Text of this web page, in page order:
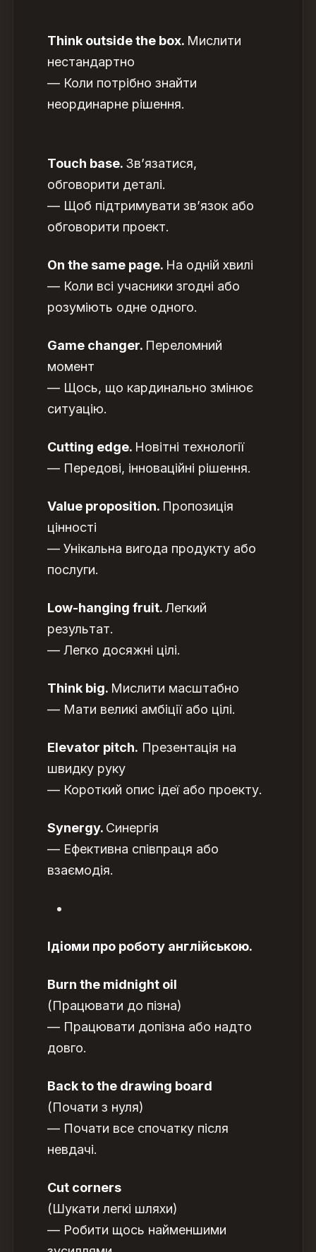
Think outside the box. Мислити
нестандартно
— Коли потрібно знайти
неординарне рішення.
Touch base. Зв’язатися,
обговорити деталі.
— Щоб підтримувати зв’язок або
обговорити проект.
On the same page. На одній хвилі
— Коли всі учасники згодні або
розуміють одне одного.
Game changer. Переломний
момент
— Щось, що кардинально змінює
ситуацію.
Cutting edge. Новітні технології
— Передові, інноваційні рішення.
Value proposition. Пропозиція
цінності
— Унікальна вигода продукту або
послуги.
Low-hanging fruit.Легкий
результат.
— Легко досяжні цілі.
Think big. Мислити масштабно
— Мати великі амбіції або цілі.
Elevator pitch. Презентація на
швидку руку
— Короткий опис ідеї або проекту.
Synergy. Синергія
— Ефективна співпраця або
взаємодія.
Ідіоми про роботу англійською.
Burn the midnight oil
(Працювати до пізна)
— Працювати допізна або надто
довго.
Back to the drawing board
(Почати з нуля)
— Почати все спочатку після
невдачі.
Cut corners
(Шукати легкі шляхи)
— Робити щось найменшими